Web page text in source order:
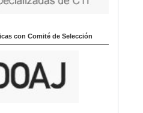
con Comité de Selección